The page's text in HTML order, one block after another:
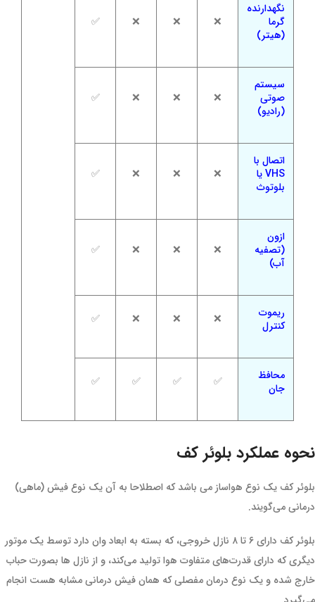
نگهدارنده
گرما
(هیتر)
❌
❌
❌
✅
سیستم
صوتی
(رادیو)
❌
❌
❌
✅
اتصال با
VHS یا
بلوتوث
❌
❌
❌
✅
ازون
(تصفیه
آب)
❌
❌
❌
✅
ریموت
کنترل
❌
❌
❌
✅
محافظ
جان
✅
✅
✅
✅
نحوه عملکرد بلوئر کف
بلوئر کف یک نوع هواساز می باشد که اصطلاحا به آن یک نوع فیش (ماهی)
درمانی می‌گویند.
بلوئر کف دارای ۶ تا ۸ نازل خروجی، که بسته به ابعاد وان دارد توسط یک موتور
دیگری که دارای قدرت‌های متفاوت هوا تولید می‌کند، و از نازل ها بصورت حباب
خارج شده و یک نوع درمان مفصلی که همان فیش درمانی مشابه هست انجام